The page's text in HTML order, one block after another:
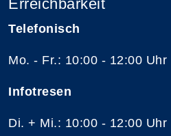
Erreichbarkeit
Telefonisch
Mo. - Fr.: 10:00 - 12:00 Uhr
Infotresen
Di. + Mi.: 10:00 - 12:00 Uhr